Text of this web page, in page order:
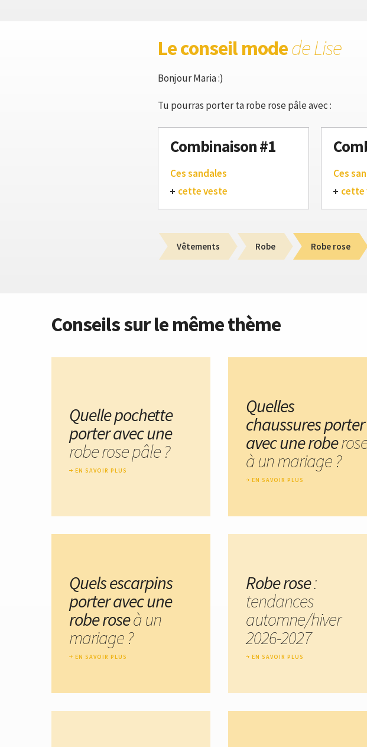
Le conseil modede Lise
Bonjour Maria :)
Tu pourras porter ta robe rose pâle avec :
Combinaison #1
Ces sandales
cette veste
Ces
cette
Vêtements Robe Robe rose
Conseils sur le même thème
Quelle pochette
porter avec une
robe rose pâle ?
EN SAVOIR PLUS
Quelles
chaussures porter
avec une robe
à un mariage ?
EN SAVOIR PLUS
Quels escarpins
porter avec une
robe roseà un
mariage ?
EN SAVOIR PLUS
Robe rose:
tendances
automne/hiver
2026-2027
EN SAVOIR PLUS